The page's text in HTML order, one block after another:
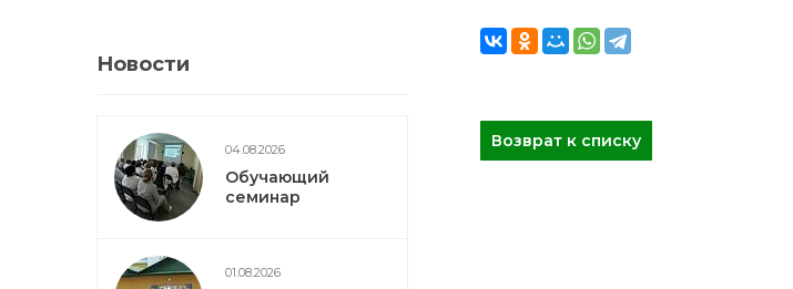
Новости
04.08.2026
Обучающий
семинар
01.08.2026
Возврат к списку